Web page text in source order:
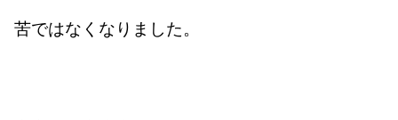
苦ではなくなりました。